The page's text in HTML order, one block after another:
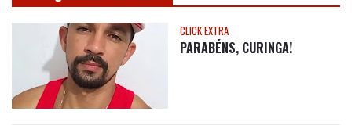
CLICK EXTRA
PARABÉNS, CURINGA!